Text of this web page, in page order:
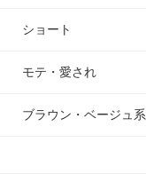
ショート
モテ・愛され
ブラウン・ベージュ系